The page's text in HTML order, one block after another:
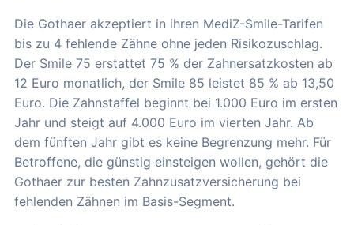
Die Gothaer akzeptiert in ihren MediZ-Smile-Tarifen
bis zu 4 fehlende Zähne ohne jeden Risikozuschlag.
Der Smile 75 erstattet 75 % der Zahnersatzkosten ab
12 Euro monatlich, der Smile 85 leistet 85 % ab 13,50
Euro. Die Zahnstaffel beginnt bei 1.000 Euro im ersten
Jahr und steigt auf 4.000 Euro im vierten Jahr. Ab
dem fünften Jahr gibt es keine Begrenzung mehr. Für
Betroffene, die günstig einsteigen wollen, gehört die
Gothaer zur besten Zahnzusatzversicherung bei
fehlenden Zähnen im Basis-Segment.